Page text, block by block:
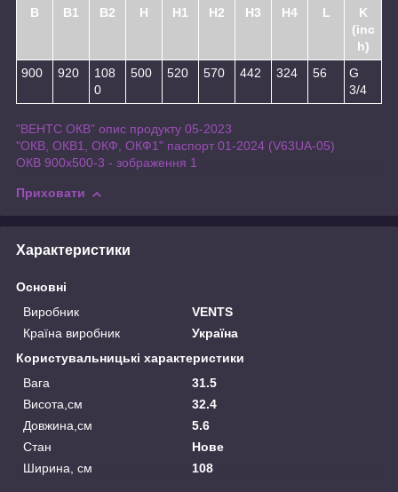
B B1 B2 H H1 H2 H3 H4 L
K
(inc
h)
900
920
108
0
500 520 570 442 324 56
G
3/4
"ВЕНТС ОКВ" опис продукту 05-2023
"ОКВ, ОКВ1, ОКФ, ОКФ1" паспорт 01-2024 (V63UA-05)
ОКВ 900х500-3 - зображення 1
Приховати
Характеристики
Основні
Виробник
VENTS
Країна виробник
Україна
Користувальницькі характеристики
Вага
31.5
Висота,см
32.4
Довжина,см
5.6
Стан
Нове
Ширина, см
108